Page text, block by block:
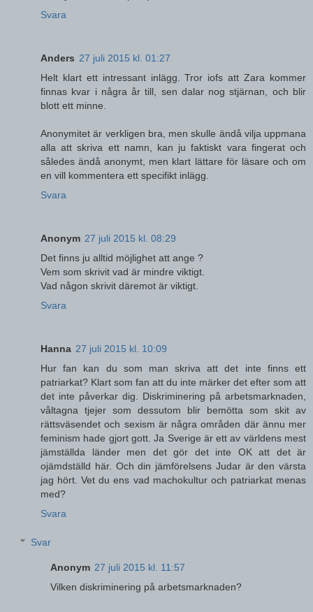
Svara
Anders 27 juli 2015 kl. 01:27
Helt klart ett intressant inlägg. Tror iofs att Zara kommer
finnas kvar i några år till, sen dalar nog stjärnan, och blir
blott ett minne.
Anonymitet är verkligen bra, men skulle ändå vilja uppmana
alla att skriva ett namn, kan ju faktiskt vara fingerat och
således ändå anonymt, men klart lättare för läsare och om
en vill kommentera ett specifikt inlägg.
Svara
Anonym 27 juli 2015 kl. 08:29
Det finns ju alltid möjlighet att ange ?
Vem som skrivit vad är mindre viktigt.
Vad någon skrivit däremot är viktigt.
Svara
Hanna 27 juli 2015 kl. 10:09
Hur fan kan du som man skriva att det inte finns ett
patriarkat? Klart som fan att du inte märker det efter som att
det inte påverkar dig. Diskriminering på arbetsmarknaden,
våltagna tjejer som dessutom blir bemötta som skit av
rättsväsendet och sexism är några områden där ännu mer
feminism hade gjort gott. Ja Sverige är ett av världens mest
jämställda länder men det gör det inte OK att det är
ojämdställd här. Och din jämförelsens Judar är den värsta
jag hört. Vet du ens vad machokultur och patriarkat menas
med?
Svara
Svar
Anonym 27 juli 2015 kl. 11:57
Vilken diskriminering på arbetsmarknaden?